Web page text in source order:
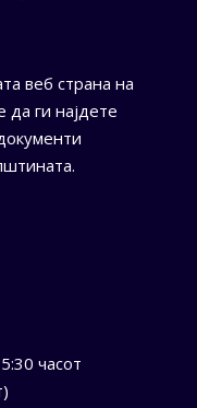
веб страна на
ги најдете
часот